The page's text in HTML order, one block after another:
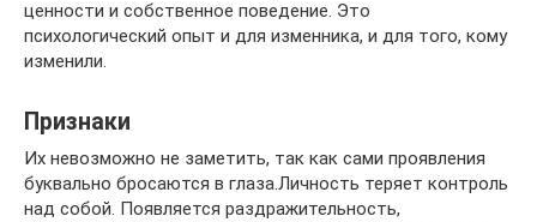
ценности и собственное поведение. Это
психологический опыт и для изменника, и для того, кому
изменили.
Признаки
Их невозможно не заметить, так как сами проявления
буквально бросаются в глаза.Личность теряет контроль
над собой. Появляется раздражительность,